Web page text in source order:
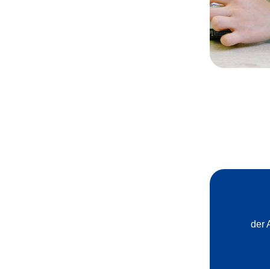
der